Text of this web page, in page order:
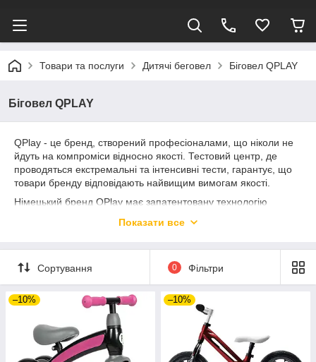
Товари та послуги Дитячі беговел Біговел QPLAY
Біговел QPLAY
QPlay - це бренд, створений професіоналами, що ніколи не
йдуть на компроміси відносно якості. Тестовий центр, де
проводяться екстремальні та інтенсивні тести, гарантує, що
товари бренду відповідають найвищим вимогам якості.
Німецький бренд QPlay має запатентовану технологію
Результат - це вдосконалений, елегантний велосипед, що
Знайдіть баланс з велосипедом-балансиром. Ця забавна
іграшка допомагає малюкам навчитися балансувати, перш
ніж вони перейдуть на традиційний педальний велосипед.
Без педалей беговел дозволяє дітям зосередитися на
балансі, а не на русі. Велотренажер може полегшити дітям
перехід до велоспорту без стабілізаторів, коли вони стануть
старше, оскільки вони вже оволоділи основними навичками,
Показати все
Сортування 0 Фільтри
–10% –10%